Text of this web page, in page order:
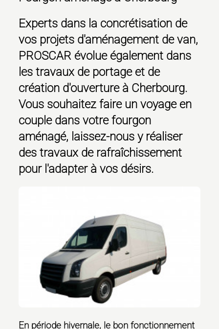
Experts dans la concrétisation de
vos projets d'aménagement de van,
PROSCAR évolue également dans
les travaux de portage et de
création d'ouverture à Cherbourg.
Vous souhaitez faire un voyage en
couple dans votre fourgon
aménagé, laissez-nous y réaliser
des travaux de rafraîchissement
pour l'adapter à vos désirs.
En période hivernale, le bon fonctionnement